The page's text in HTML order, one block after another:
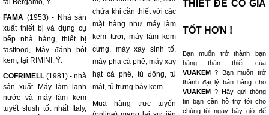
tại Bergamo, Ý.
FAMA (1953) - Nhà sản
xuất thiết bị và dụng cụ
bếp nhà hàng, thiết bị
fastfood, Máy đánh bột
kem, tại RIMINI, Ý.
COFRIMELL (1981) - nhà
sản xuất Máy làm lạnh
nước và máy làm kem
tuyết slush tốt nhất Italy,
chữa khi cần thiết với các
mặt hàng như máy làm
kem tươi, máy làm kem
cứng, máy xay sinh tố,
máy pha cà phê, máy xay
hạt cà phê, tủ đông, tủ
mát, tủ trưng bày kem.
Mua hàng trực tuyến
THIẾT ĐỂ CÓ GIÁ
TỐT HƠN !
Bạn muốn trở thành bạn
hàng thân thiết của
VUAKEM
? Bạn muốn trở
thành đại lý bán hàng cho
VUAKEM
? Hãy gửi thông
tin bạn cần hỗ trợ tới cho
chúng tôi ngay bây giờ để